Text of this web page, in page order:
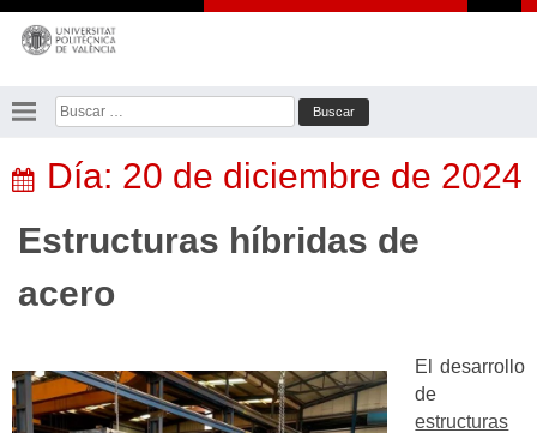
Saltar
contenido
Buscar:
Día: 20 de diciembre de 2024
Estructuras híbridas de
acero
El desarrollo
de
estructuras